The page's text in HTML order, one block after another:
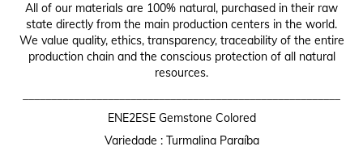
All of our materials are 100% natural, purchased in their raw
state directly from the main production centers in the world.
We value quality, ethics, transparency, traceability of the entire
production chain and the conscious protection of all natural
resources.
ENE2ESE Gemstone Colored
Variedade : Turmalina Paraíba